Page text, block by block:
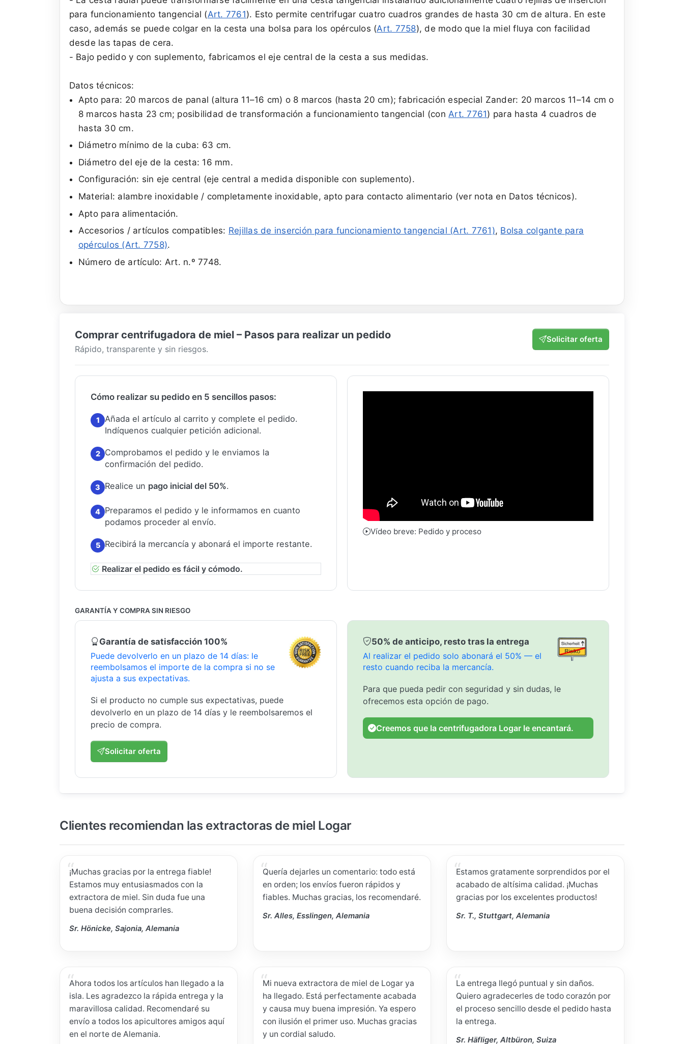
para funcionamiento tangencial (Art. 7761). Esto permite centrifugar cuatro cuadros grandes de hasta 30 cm de altura. En este
caso, además se puede colgar en la cesta una bolsa para los opérculos (Art. 7758), de modo que la miel fluya con facilidad
desde las tapas de cera.
- Bajo pedido y con suplemento, fabricamos el eje central de la cesta a sus medidas.
Datos técnicos:
Apto para: 20 marcos de panal (altura 11–16 cm) o 8 marcos (hasta 20 cm); fabricación especial Zander: 20 marcos 11–14 cm o
8 marcos hasta 23 cm; posibilidad de transformación a funcionamiento tangencial (con Art. 7761) para hasta 4 cuadros de
hasta 30 cm.
Diámetro mínimo de la cuba: 63 cm.
Diámetro del eje de la cesta: 16 mm.
Configuración: sin eje central (eje central a medida disponible con suplemento).
Material: alambre inoxidable / completamente inoxidable, apto para contacto alimentario (ver nota en Datos técnicos).
Apto para alimentación.
Accesorios / artículos compatibles: Rejillas de inserción para funcionamiento tangencial (Art. 7761), Bolsa colgante para
opérculos (Art. 7758).
Número de artículo: Art. n.º 7748.
Comprar centrifugadora de miel – Pasos para realizar un pedido
Rápido, transparente y sin riesgos.
Solicitar oferta
Cómo realizar su pedido en 5 sencillos pasos:
1
Añada el artículo al carrito y complete el pedido.
Indíquenos cualquier petición adicional.
2
Comprobamos el pedido y le enviamos la
confirmación del pedido.
3 Realice un pago inicial del 50%.
4 Preparamos el pedido y le informamos en cuanto
podamos proceder al envío.
5 Recibirá la mercancía y abonará el importe restante.
Realizar el pedido es fácil y cómodo.
Vídeo breve: Pedido y proceso
GARANTÍA Y COMPRA SIN RIESGO
Garantía de satisfacción 100%
Puede devolverlo en un plazo de 14 días: le
reembolsamos el importe de la compra si no se
ajusta a sus expectativas.
Si el producto no cumple sus expectativas, puede
devolverlo en un plazo de 14 días y le reembolsaremos el
precio de compra.
Solicitar oferta
50% de anticipo, resto tras la entrega
Al realizar el pedido solo abonará el 50% — el
resto cuando reciba la mercancía.
Para que pueda pedir con seguridad y sin dudas, le
ofrecemos esta opción de pago.
Creemos que la centrifugadora Logar le encantará.
Clientes recomiendan las extractoras de miel Logar
¡Muchas gracias por la entrega fiable!
Estamos muy entusiasmados con la
extractora de miel. Sin duda fue una
buena decisión comprarles.
Sr. Hönicke, Sajonia, Alemania
Quería dejarles un comentario: todo está
en orden; los envíos fueron rápidos y
fiables. Muchas gracias, los recomendaré.
Sr. Alles, Esslingen, Alemania
Estamos gratamente sorprendidos por el
acabado de altísima calidad. ¡Muchas
gracias por los excelentes productos!
Sr. T., Stuttgart, Alemania
Ahora todos los artículos han llegado a la
isla. Les agradezco la rápida entrega y la
maravillosa calidad. Recomendaré su
envío a todos los apicultores amigos aquí
en el norte de Alemania.
Mi nueva extractora de miel de Logar ya
ha llegado. Está perfectamente acabada
y causa muy buena impresión. Ya espero
con ilusión el primer uso. Muchas gracias
y un cordial saludo.
La entrega llegó puntual y sin daños.
Quiero agradecerles de todo corazón por
el proceso sencillo desde el pedido hasta
la entrega.
Sr. Häfliger, Altbüron, Suiza